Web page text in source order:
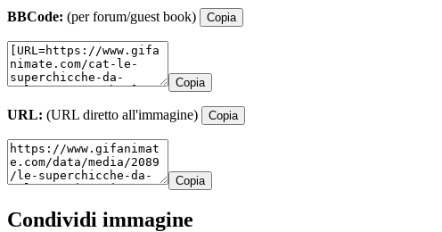
BBCode: (per forum/guest book) Copia
Copia
URL: (URL diretto all'immagine) Copia
Copia
Condividi immagine